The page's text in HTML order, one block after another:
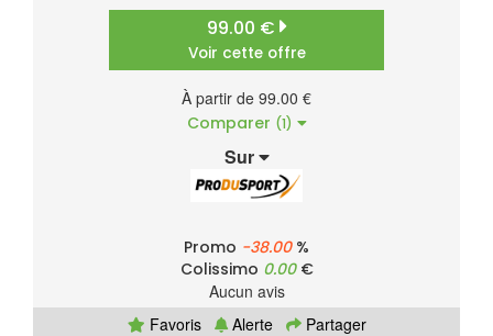
99.00 €
Voir cette offre
À partir de 99.00 €
Comparer (1)
Sur
Promo -38.00%
Colissimo 0.00€
Aucun avis
Favoris
Alerte Partager